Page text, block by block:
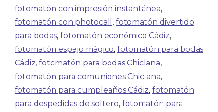
fotomatón con impresión instantánea,
fotomatón con photocall , fotomatón divertido
para bodas, fotomatón económico Cádiz,
fotomatón espejo mágico, fotomatón para bodas
Cádiz, fotomatón para bodas Chiclana,
fotomatón para comuniones Chiclana,
fotomatón para cumpleaños Cádiz, fotomatón
para despedidas de soltero, fotomatón para